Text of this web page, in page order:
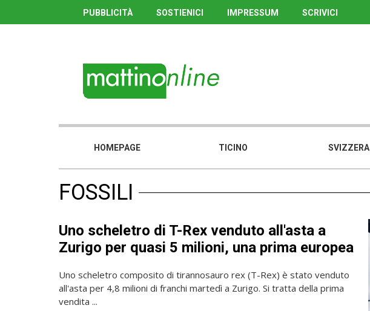
PUBBLICITÀ SOSTIENICI IMPRESSUM SCRIVICI
HOMEPAGE TICINO SVIZZERA
FOSSILI
Uno scheletro di T-Rex venduto all'asta a
Zurigo per quasi 5 milioni, una prima europea
Uno scheletro composito di tirannosauro rex (T-Rex) è stato venduto
all'asta per 4,8 milioni di franchi martedì a Zurigo. Si tratta della prima
vendita ...